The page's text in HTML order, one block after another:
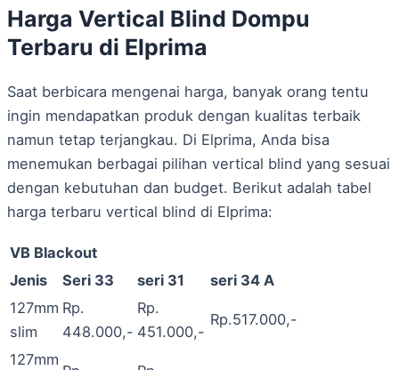
Harga Vertical Blind Dompu
Terbaru di Elprima
Saat berbicara mengenai harga, banyak orang tentu
ingin mendapatkan produk dengan kualitas terbaik
namun tetap terjangkau. Di Elprima, Anda bisa
menemukan berbagai pilihan vertical blind yang sesuai
dengan kebutuhan dan budget. Berikut adalah tabel
harga terbaru vertical blind di Elprima:
VB Blackout
Jenis
Seri 33 seri 31
seri 34 A
127mm
slim
Rp.
448.000,-
Rp.
451.000,-
Rp.517.000,-
127mm